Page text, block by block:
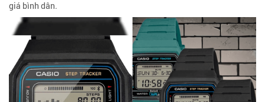
giá bình dân.